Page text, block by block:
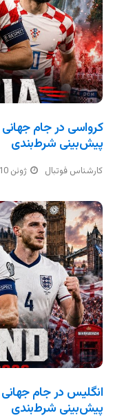
پیش‌بینی شرط‌بندی
کارشناس فوتبال ژوئن 10, 2026
پیش‌بینی شرط‌بندی